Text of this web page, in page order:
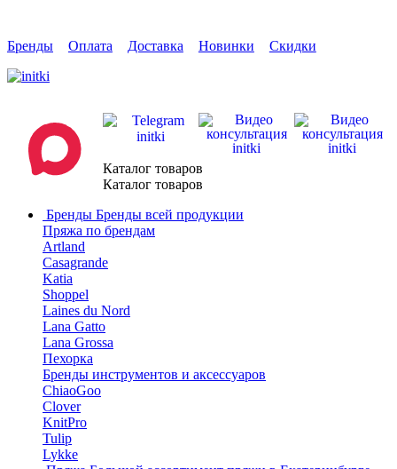
Бренды Оплата Доставка Новинки Скидки
Каталог товаров
Каталог товаров
Бренды Бренды всей продукции
Пряжа по брендам
Artland
Casagrande
Katia
Shoppel
Laines du Nord
Lana Gatto
Lana Grossa
Пехорка
Бренды инструментов и аксессуаров
ChiaoGoo
Clover
KnitPro
Tulip
Lykke